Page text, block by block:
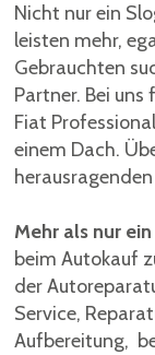
Nicht nur ein
leisten mehr,
Gebrauchten
Partner. Bei
Fiat
einem Dach.
Mehr als nur
beim Autokauf
der
Service,
Aufbereitung,